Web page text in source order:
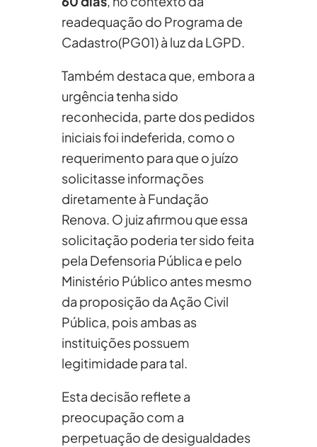
readequação do Programa de
Cadastro(PG01) à luz da LGPD.
Também destaca que, embora a
urgência tenha sido
reconhecida, parte dos pedidos
iniciais foi indeferida, como o
requerimento para que o juízo
solicitasse informações
diretamente à Fundação
Renova. O juiz afirmou que essa
solicitação poderia ter sido feita
pela Defensoria Pública e pelo
Ministério Público antes mesmo
da proposição da Ação Civil
Pública, pois ambas as
instituições possuem
legitimidade para tal.
Esta decisão reflete a
preocupação com a
perpetuação de desigualdades